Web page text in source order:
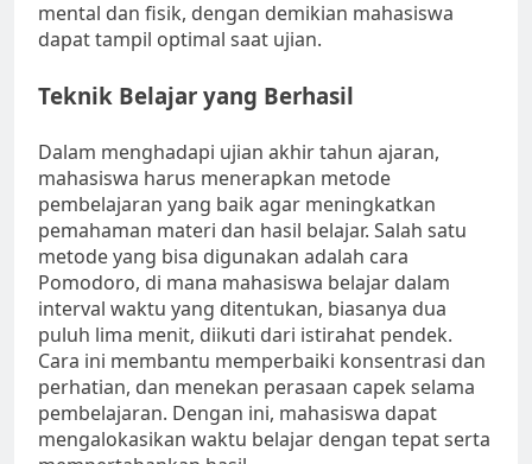
mental dan fisik, dengan demikian mahasiswa
dapat tampil optimal saat ujian.
Teknik Belajar yang Berhasil
Dalam menghadapi ujian akhir tahun ajaran,
mahasiswa harus menerapkan metode
pembelajaran yang baik agar meningkatkan
pemahaman materi dan hasil belajar. Salah satu
metode yang bisa digunakan adalah cara
Pomodoro, di mana mahasiswa belajar dalam
interval waktu yang ditentukan, biasanya dua
puluh lima menit, diikuti dari istirahat pendek.
Cara ini membantu memperbaiki konsentrasi dan
perhatian, dan menekan perasaan capek selama
pembelajaran. Dengan ini, mahasiswa dapat
mengalokasikan waktu belajar dengan tepat serta